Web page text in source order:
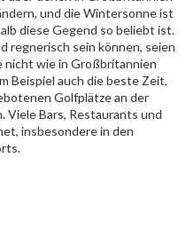
und die Wintersonne ist
diese Gegend so beliebt ist.
regnerisch sein können, seien
nicht wie in Großbritannien
Beispiel auch die beste Zeit,
Golfplätze an der
Viele Bars, Restaurants und
insbesondere in den